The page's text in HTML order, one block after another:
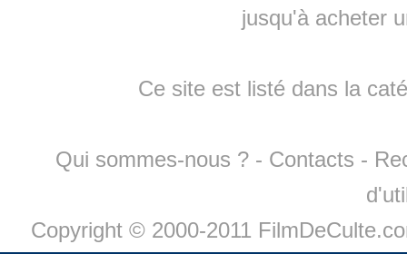
jusqu'à acheter
Ce site est listé dans la
Qui sommes-nous ? - Contacts -
Copyright © 2000-2011